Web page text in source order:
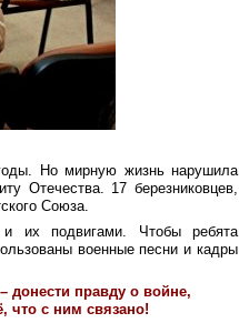
Но мирную жизнь нарушила
Отечества. 17 березниковцев,
Союза.
и их подвигами. Чтобы ребята
военные песни и кадры
донести правду о войне,
что с ним связано!